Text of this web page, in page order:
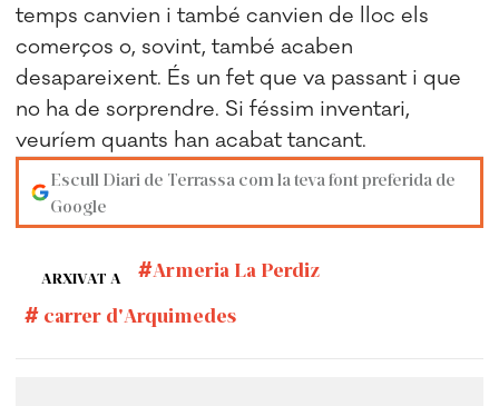
temps canvien i també canvien de lloc els
comerços o, sovint, també acaben
desapareixent. És un fet que va passant i que
no ha de sorprendre. Si féssim inventari,
veuríem quants han acabat tancant.
Escull Diari de Terrassa com la teva font preferida de
Google
ARXIVAT A
Armeria La Perdiz
carrer d'Arquimedes